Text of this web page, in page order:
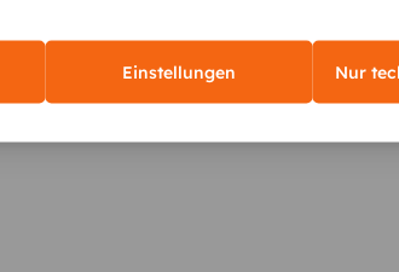
Einstellungen Nur